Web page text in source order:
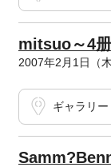
mitsuo～4
2007年2月1日（
ギャラリー